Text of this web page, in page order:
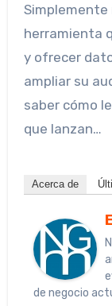
Simplemente
herramienta
y ofrecer
ampliar su
saber cómo
que lanzan…
Acerca de
de negocio